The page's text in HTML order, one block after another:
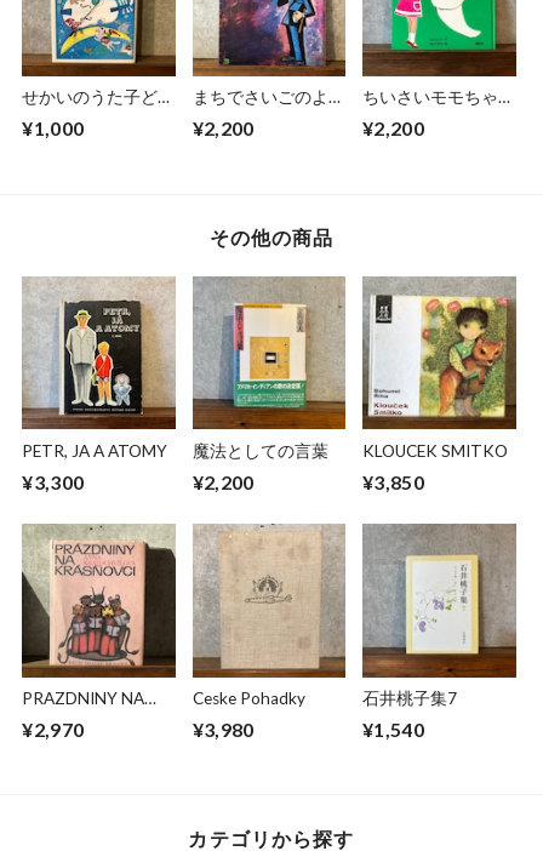
せかいのうた子ども
¥1,000
まちでさいごのよう
さんのはなし
¥2,200
ちいさいモモちゃ
ゃん
¥2,200
その他の商品
PETR, JA A ATOMY
¥3,300
魔法としての言葉
¥2,200
KLOUCEK SMITKO
¥3,850
PRAZDNINY NA
¥2,970
Ceske Pohadky
¥3,980
石井桃子集7
¥1,540
カテゴリから探す